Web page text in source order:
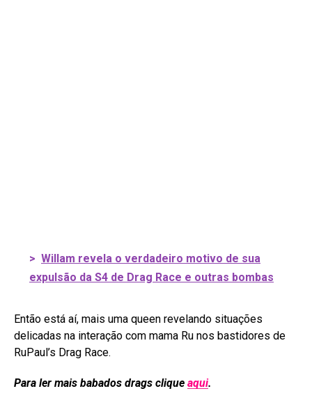
> Willam revela o verdadeiro motivo de sua
expulsão da S4 de Drag Race e outras bombas
Então está aí, mais uma queen revelando situações
delicadas na interação com mama Ru nos bastidores de
RuPaul’s Drag Race.
Para ler mais babados drags clique aqui.